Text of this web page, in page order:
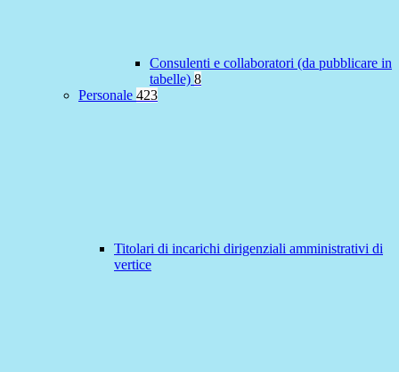
Consulenti e collaboratori (da pubblicare in
tabelle) 8
Personale 423
Titolari di incarichi dirigenziali amministrativi di
vertice